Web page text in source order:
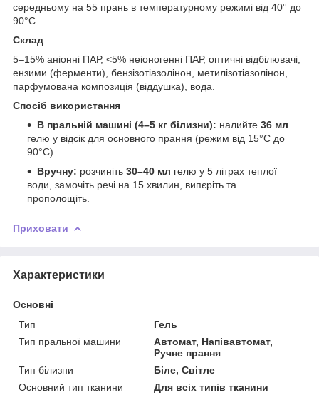
середньому на 55 прань в температурному режимі від 40° до
90°С.
Склад
5–15% аніонні ПАР, <5% неіоногенні ПАР, оптичні відбілювачі,
ензими (ферменти), бензізотіазолінон, метилізотіазолінон,
парфумована композиція (віддушка), вода.
Спосіб використання
В пральній машині (4–5 кг білизни): налийте 36 мл
гелю у відсік для основного прання (режим від 15°C до
90°C).
Вручну: розчиніть 30–40 мл гелю у 5 літрах теплої
води, замочіть речі на 15 хвилин, випєріть та
прополощіть.
Приховати
Характеристики
Основні
Тип
Гель
Тип пральної машини
Автомат, Напівавтомат,
Ручне прання
Тип білизни
Біле, Світле
Основний тип тканини
Для всіх типів тканини